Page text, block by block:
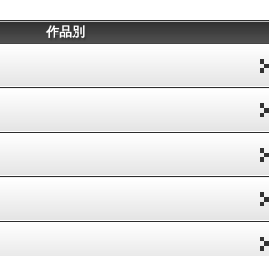
作品別